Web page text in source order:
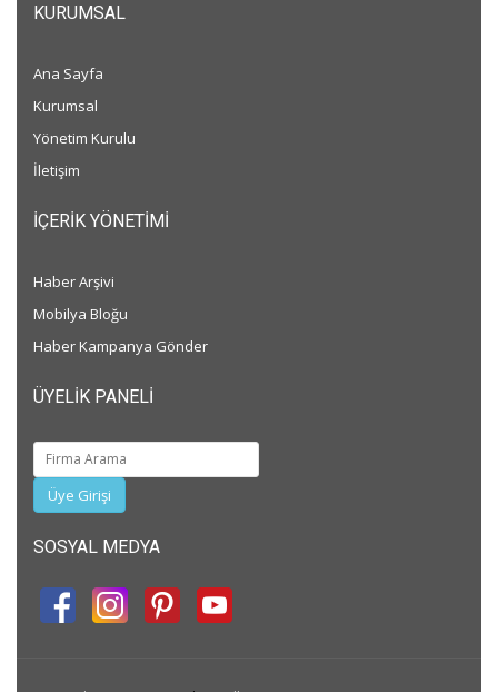
KURUMSAL
Ana Sayfa
Kurumsal
Yönetim Kurulu
İletişim
İÇERIK YÖNETIMI
Haber Arşivi
Mobilya Bloğu
Haber Kampanya Gönder
ÜYELIK PANELI
Üye Girişi
SOSYAL MEDYA